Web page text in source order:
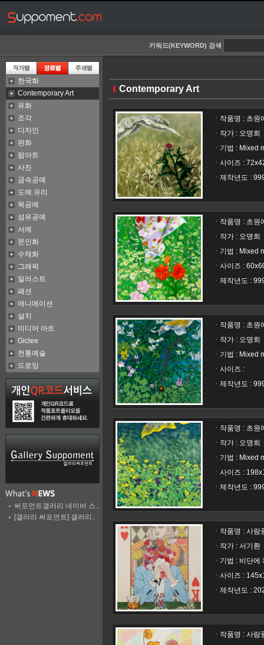
키워드(KEYWORD) 검색
한국화
Contemporary Art
유화
조각
디자인
판화
팝아트
사진
금속공예
도예.유리
목공예
섬유공예
서예
문인화
수채화
그래픽
일러스트
패션
애니메이션
설치
미디어 아트
Giclee
전통예술
드로잉
써포먼트갤러리 네이버 스..
[갤러리 써포먼트] 갤러리..
Contemporary Art
ㆍ작품명 : 초원
ㆍ작가 : 오명희
ㆍ기법 : Mixed
ㆍ사이즈 :
ㆍ제작년도 :
ㆍ작품명 : 초원
ㆍ작가 : 오명희
ㆍ기법 : Mixed
ㆍ사이즈 :
ㆍ제작년도 :
ㆍ작품명 : 초원
ㆍ작가 : 오명희
ㆍ기법 : Mixed
ㆍ사이즈 :
ㆍ제작년도 :
ㆍ작품명 : 초원
ㆍ작가 : 오명희
ㆍ기법 : Mixed
ㆍ사이즈 :
ㆍ제작년도 :
ㆍ작품명 : 사람
ㆍ작가 : 서기환
ㆍ기법 : 비단에
ㆍ사이즈 :
ㆍ제작년도 :
ㆍ작품명 : 사람